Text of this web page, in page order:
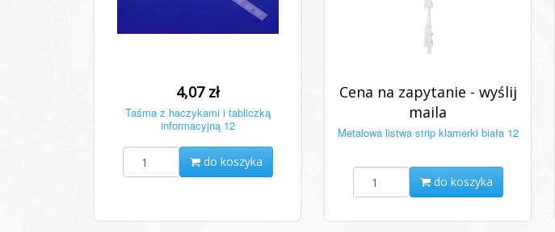
4,07 zł
Taśma z haczykami i tabliczką
informacyjną 12
do koszyka
Cena na zapytanie - wyślij
maila
Metalowa listwa strip klamerki biała 12
do koszyka